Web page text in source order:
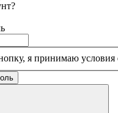
я принимаю условия